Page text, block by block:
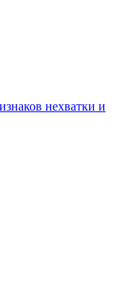
нехватки и